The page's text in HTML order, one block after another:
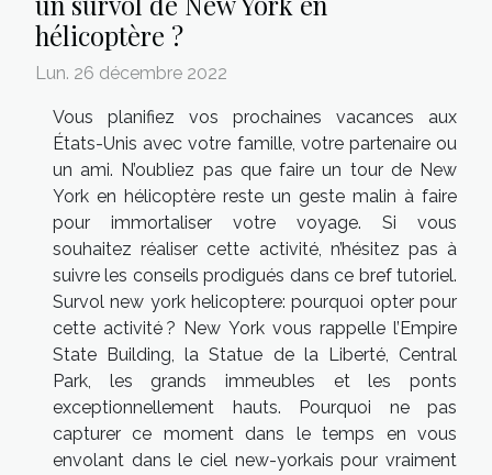
hélicoptère ?
Lun. 26 décembre 2022
Vous planifiez vos prochaines vacances aux
États-Unis avec votre famille, votre partenaire ou
un ami. N’oubliez pas que faire un tour de New
York en hélicoptère reste un geste malin à faire
pour immortaliser votre voyage. Si vous
souhaitez réaliser cette activité, n’hésitez pas à
suivre les conseils prodigués dans ce bref tutoriel.
Survol new york helicoptere: pourquoi opter pour
cette activité ? New York vous rappelle l’Empire
State Building, la Statue de la Liberté, Central
Park, les grands immeubles et les ponts
exceptionnellement hauts. Pourquoi ne pas
capturer ce moment dans le temps en vous
envolant dans le ciel new-yorkais pour vraiment